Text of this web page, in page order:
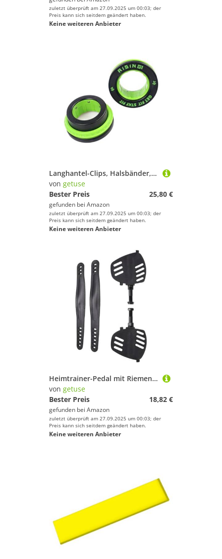
zuletzt überprüft am 27.09.2025 um 00:03; der
Preis kann sich seitdem geändert haben.
Keine weiteren Anbieter
Langhantel-Clips, Halsbänder, Langhantelschnalle, Gewichtsstange, Klemme, Schnellverschluss-System für Standard-Stangen, 5,1 cm, Fitnessstudio, Grün, 2 Stück
von getuse
Bester Preis
25,80 €
gefunden bei Amazon
zuletzt überprüft am 27.09.2025 um 00:03; der
Preis kann sich seitdem geändert haben.
Keine weiteren Anbieter
Heimtrainer-Pedal mit Riemen, Ersatzpedal 12.9x11 cm, rutschfeste Oberfläche für Fitnessgeräte und Heimtrainer
von getuse
Bester Preis
18,82 €
gefunden bei Amazon
zuletzt überprüft am 27.09.2025 um 00:03; der
Preis kann sich seitdem geändert haben.
Keine weiteren Anbieter